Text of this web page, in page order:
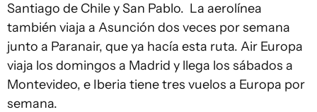
Santiago de Chile y San Pablo. La aerolínea
también viaja a Asunción dos veces por semana
junto a Paranair, que ya hacía esta ruta. Air Europa
viaja los domingos a Madrid y llega los sábados a
Montevideo, e Iberia tiene tres vuelos a Europa por
semana.